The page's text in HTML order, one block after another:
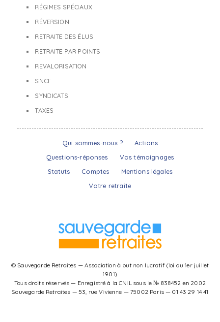
RÉGIMES SPÉCIAUX
RÉVERSION
RETRAITE DES ÉLUS
RETRAITE PAR POINTS
REVALORISATION
SNCF
SYNDICATS
TAXES
Qui sommes-nous ?
Actions
Questions-réponses
Vos témoignages
Statuts
Comptes
Mentions légales
Votre retraite
© Sauvegarde Retraites — Association à but non lucratif (loi du 1er juillet
1901)
Tous droits réservés — Enregistré à la CNIL sous le № 838452 en 2002
Sauvegarde Retraites — 53, rue Vivienne — 75002 Paris — 01 43 29 14 41